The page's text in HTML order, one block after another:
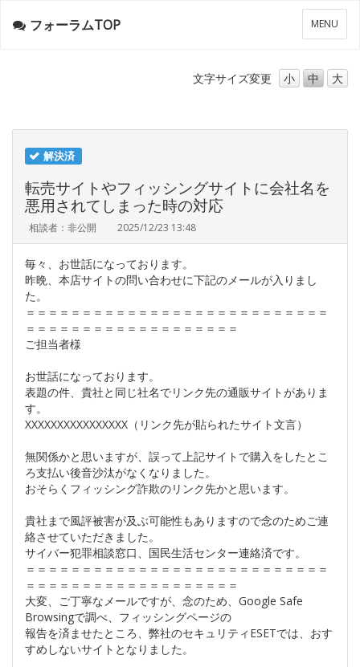
メ
ニ
ー
MENU
フォーラムTOP
文字サイズ変更 小 中 大
解決済
転売サイトやフィッシングサイトに会社名を
悪用されてしまった時の対応
相談者：非公開 2025/12/23 13:48
毎々、お世話になっております。
昨晩、本店サイトの問い合わせに下記のメールが入りまし
た。
＝＝＝＝＝＝＝＝＝＝＝＝＝＝＝＝＝＝＝＝＝＝＝＝＝＝＝
＝＝＝＝＝＝＝＝＝＝＝＝＝＝＝＝＝＝＝
ご担当者様
お世話になっております。
表題の件、貴社と同じ社名でリンク先の通販サイトがありま
す。
XXXXXXXXXXXXXXXX（リンク先が貼られたサイト文言）
無関係かと思いますが、誤って上記サイトで購入をしたとこ
ろ支払い後音沙汰がなくなりました。
おそらくフィッシング詐欺のリンク先かと思います。
貴社まで風評被害が及ぶ可能性もありますので念のためご連
絡させていただきました。
サイバー犯罪相談窓口、国民生活センター連絡済です。
＝＝＝＝＝＝＝＝＝＝＝＝＝＝＝＝＝＝＝＝＝＝＝＝＝＝＝
＝＝＝＝＝＝＝＝＝＝＝＝＝＝＝＝＝＝＝
大変、ご丁寧なメールですが、念のため、Google Safe
Browsingで調べ、フィッシングページの
報告を済ませたところ、弊社のセキュリティESETでは、おす
すめしないサイトとなりました。